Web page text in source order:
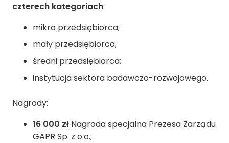
czterech kategoriach:
mikro przedsiębiorca;
mały przedsiębiorca;
średni przedsiębiorca;
instytucja sektora badawczo-rozwojowego.
Nagrody:
16 000 zł Nagroda specjalna Prezesa Zarządu
GAPR Sp. z o.o.;